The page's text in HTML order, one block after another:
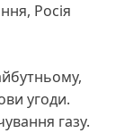
Росія
угоди.
газу.